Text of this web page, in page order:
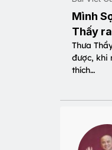
Mình
Thấy
Thưa
được, khi
thích…